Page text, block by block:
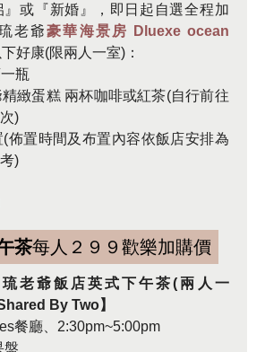
或『新婚』，即日起自選全程加
老爺豪華海景房 Dluexe ocean
好康(限兩人一室)：
瓶
緻蛋糕 兩杯咖啡或紅茶(自行前往
)
佈置時間及布置內容依飯店安排為
)
茶每人２９９歡樂加購價
琉老爺飯店英式下午茶(兩人一
By Two】
餐廳、2:30pm~5:00pm
盤